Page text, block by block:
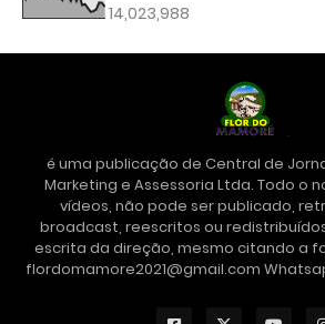
14,023,988
é uma publicação de Central de
Marketing e Assessoria Ltda. Todo o
vídeos, não pode ser publicado,
broadcast, reescritos ou
escrita da direção, mesmo citando a
flordomamore2021@gmail.com